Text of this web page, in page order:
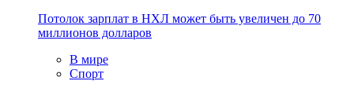
Потолок зарплат в НХЛ может быть увеличен до 70
миллионов долларов
В мире
Спорт